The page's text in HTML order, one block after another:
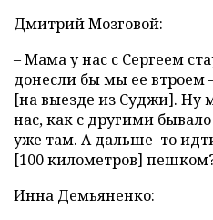
Дмитрий Мозговой:
– Мама у нас с Сергеем
донесли бы мы ее втроем
[на выезде из Суджи]. Ну
нас, как с другими бывало
уже там. А дальше–то
[100 километров]
Инна Демьяненко: